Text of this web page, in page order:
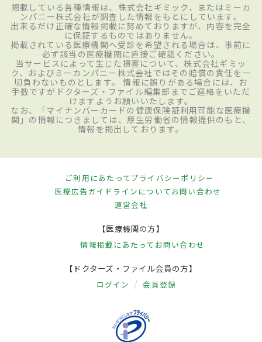
掲載している各種情報は、株式会社ギミック、またはミーカ
ンパニー株式会社が調査した情報をもとにしています。
出来るだけ正確な情報掲載に努めておりますが、内容を完全
に保証するものではありません。
掲載されている医療機関へ受診を希望される場合は、事前に
必ず該当の医療機関に直接ご確認ください。
当サービスによって生じた損害について、株式会社ギミッ
ク、およびミーカンパニー株式会社ではその賠償の責任を一
切負わないものとします。 情報に誤りがある場合には、お
手数ですがドクターズ・ファイル編集部までご連絡をいただ
けますようお願いいたします。
なお、「マイナンバーカードの健康保険証利用可能な医療機
関」の情報につきましては、厚生労働省の情報提供のもと、
情報を掲出しております。
ご利用にあたってプライバシーポリシー
医療広告ガイドラインについてお問い合わせ
運営会社
【医療機関の方】
情報掲載にあたって お問い合わせ
【ドクターズ・ファイル会員の方】
ログイン 会員登録